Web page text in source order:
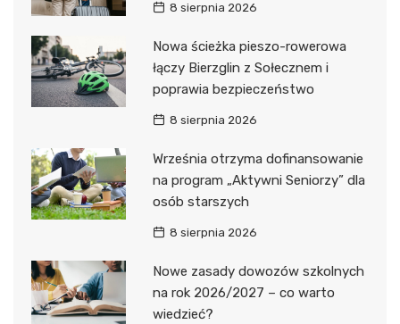
8 sierpnia 2026
Nowa ścieżka pieszo-rowerowa
łączy Bierzglin z Sołecznem i
poprawia bezpieczeństwo
8 sierpnia 2026
Września otrzyma dofinansowanie
na program „Aktywni Seniorzy” dla
osób starszych
8 sierpnia 2026
Nowe zasady dowozów szkolnych
na rok 2026/2027 – co warto
wiedzieć?